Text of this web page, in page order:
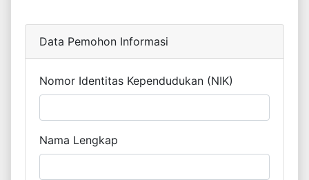
Data Pemohon Informasi
Nomor Identitas Kependudukan (NIK)
Nama Lengkap